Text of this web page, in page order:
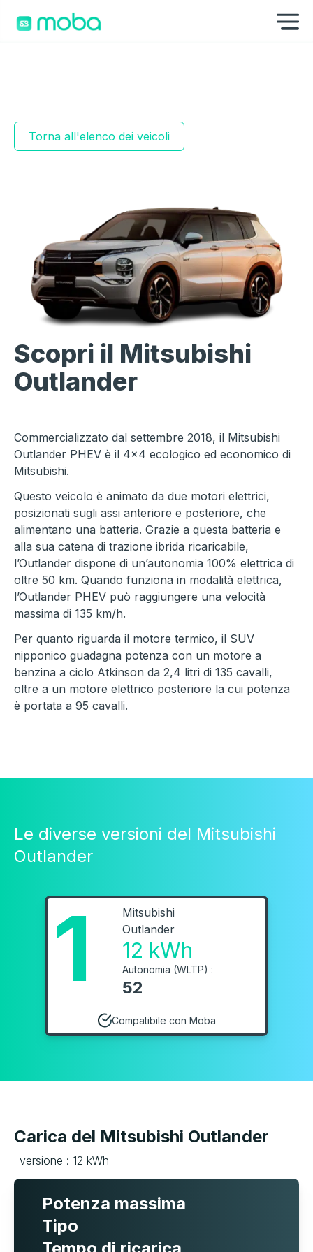
Torna all'elenco dei veicoli
Scopri il Mitsubishi
Outlander
Commercializzato dal settembre 2018, il Mitsubishi
Outlander PHEV è il 4×4 ecologico ed economico di
Mitsubishi.
Questo veicolo è animato da due motori elettrici,
posizionati sugli assi anteriore e posteriore, che
alimentano una batteria. Grazie a questa batteria e
alla sua catena di trazione ibrida ricaricabile,
l’Outlander dispone di un’autonomia 100% elettrica di
oltre 50 km. Quando funziona in modalità elettrica,
l’Outlander PHEV può raggiungere una velocità
massima di 135 km/h.
Per quanto riguarda il motore termico, il SUV
nipponico guadagna potenza con un motore a
benzina a ciclo Atkinson da 2,4 litri di 135 cavalli,
oltre a un motore elettrico posteriore la cui potenza
è portata a 95 cavalli.
Le diverse versioni del Mitsubishi
Outlander
1
Mitsubishi
Outlander
12 kWh
Autonomia (WLTP) :
52
Compatibile con Moba
Carica del Mitsubishi Outlander
versione : 12 kWh
Potenza massima
Tipo